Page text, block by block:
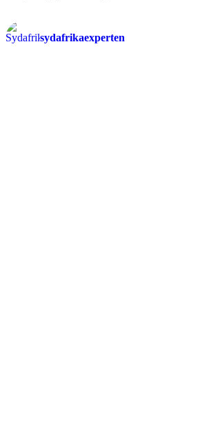
sydafrikaexperten